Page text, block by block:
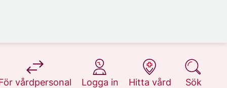
vårdpersonal
på 1177.se
Logga in
på 1177.se
Hitta vård
på 1177.se
Sök
på 1177.se